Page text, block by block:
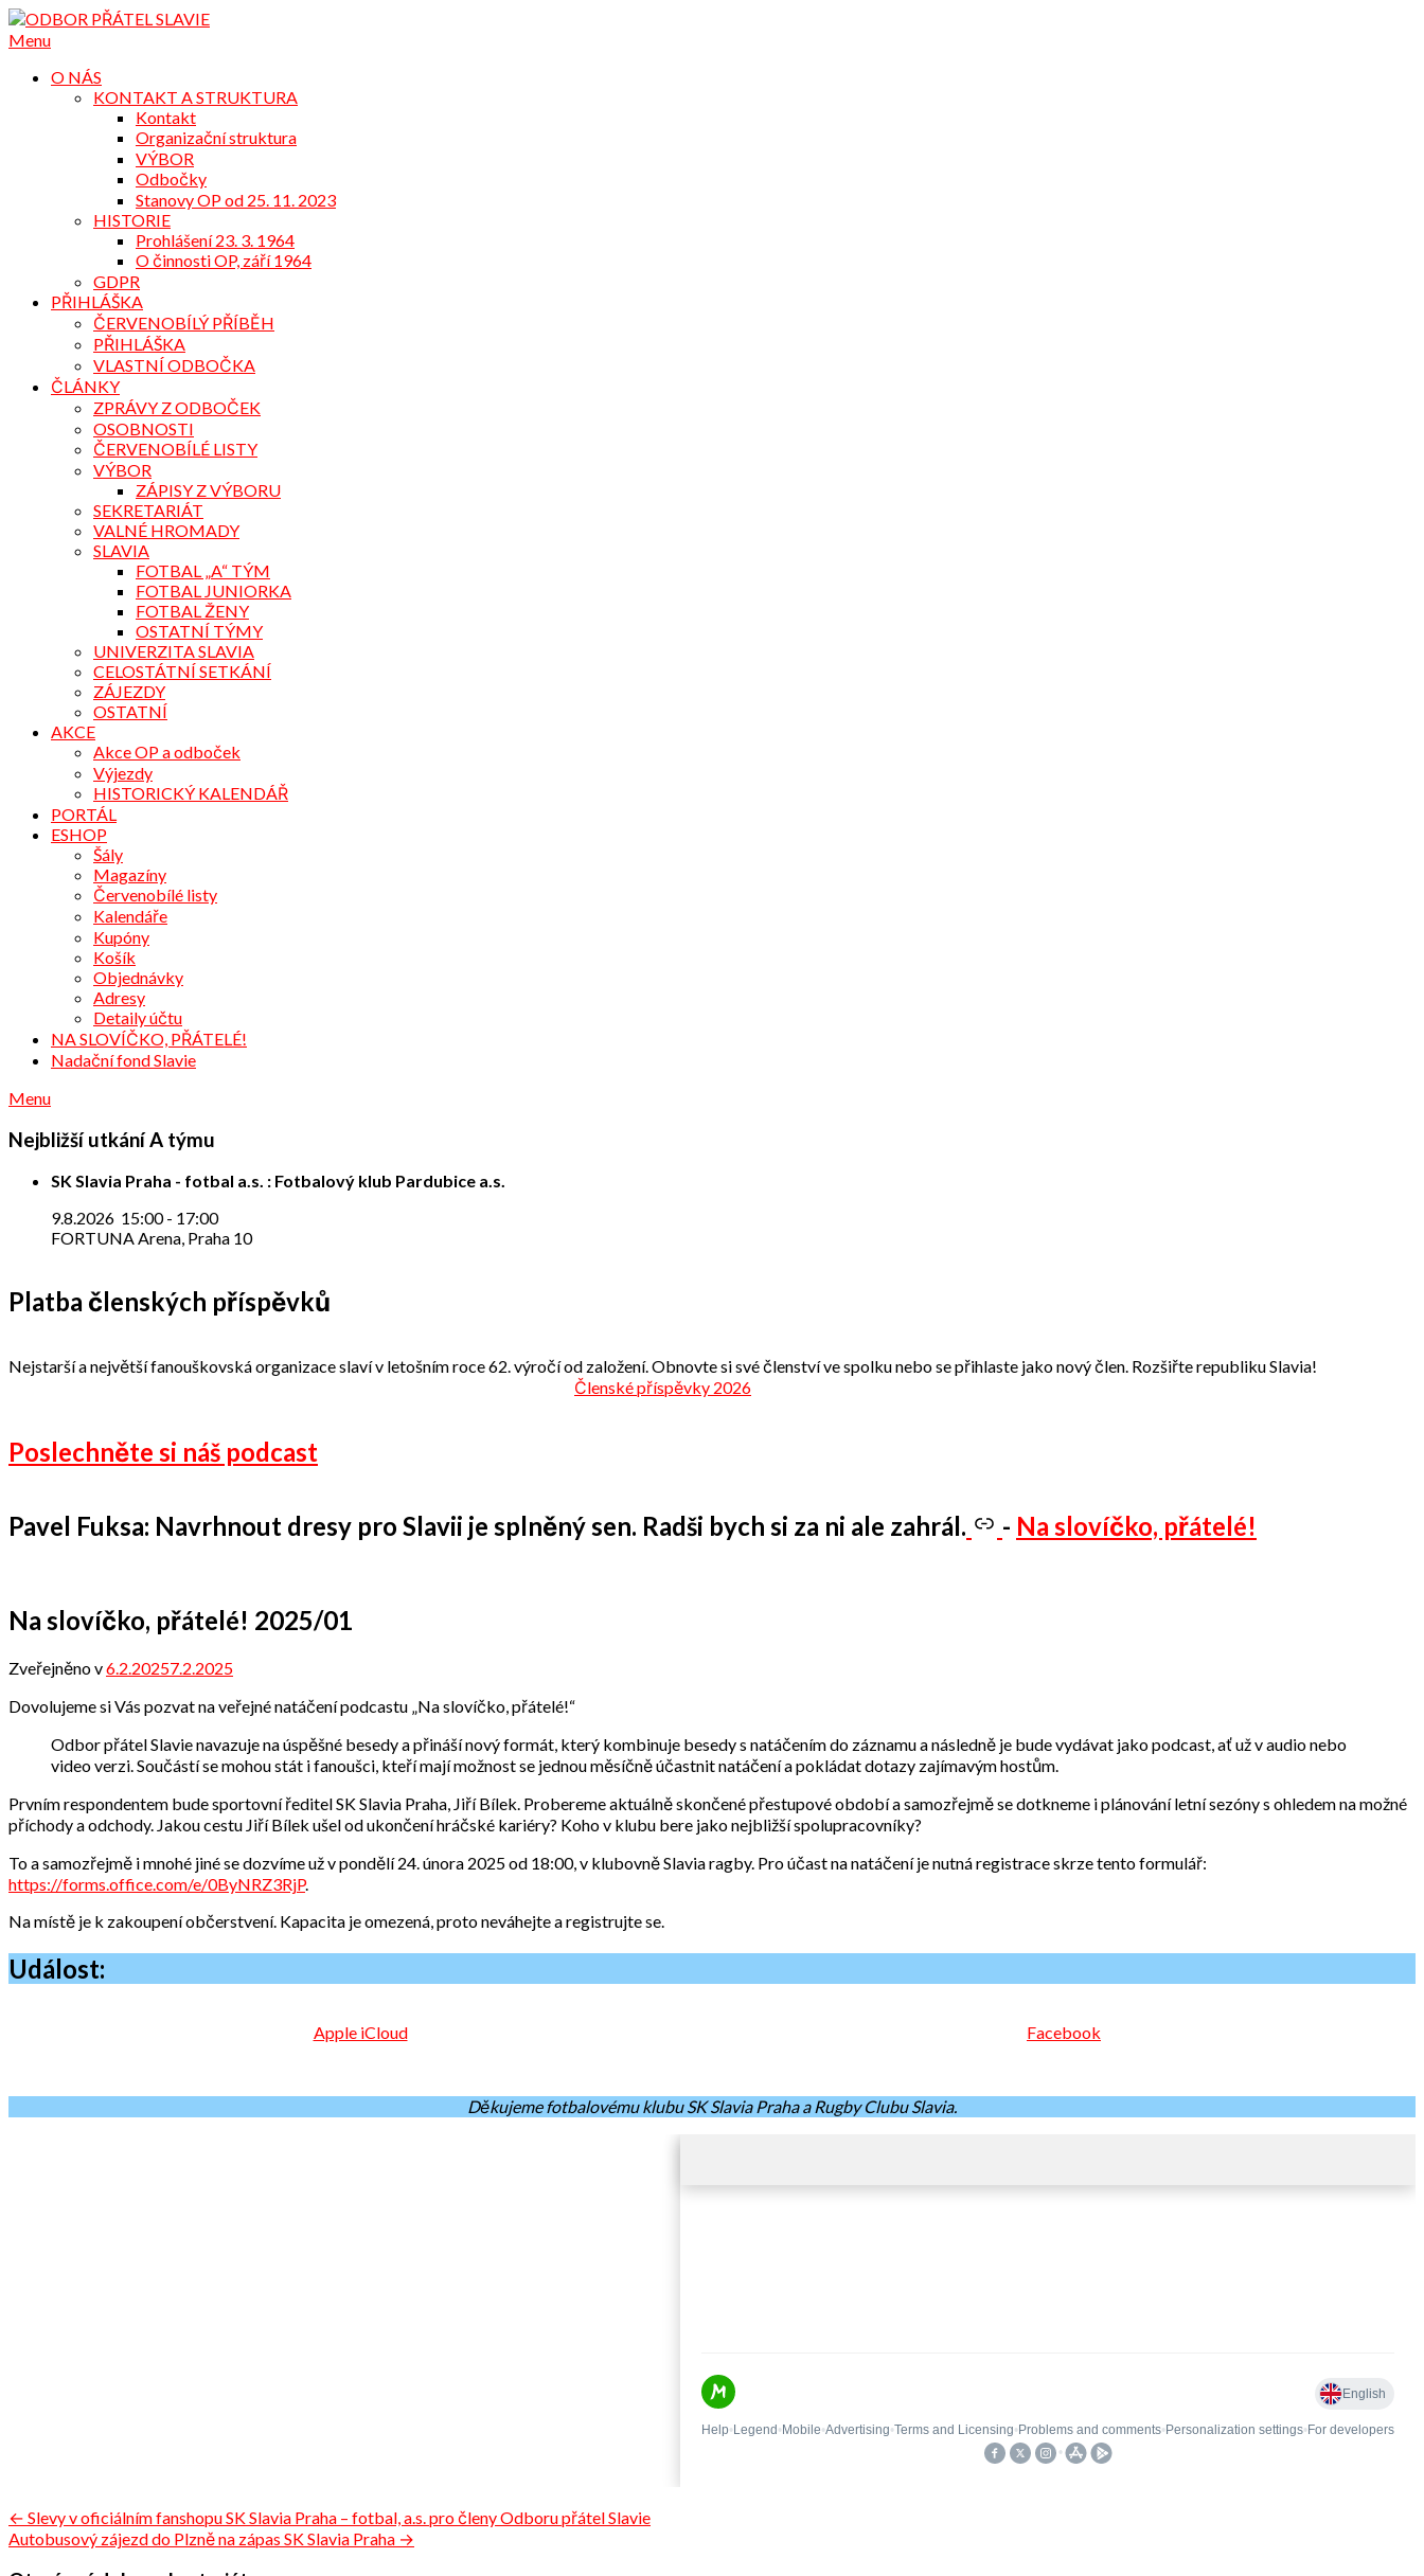
Přejdi
na
Menu
O NÁS
KONTAKT A STRUKTURA
Kontakt
Organizační struktura
VÝBOR
Odbočky
Stanovy OP od 25. 11. 2023
HISTORIE
Prohlášení 23. 3. 1964
O činnosti OP, září 1964
GDPR
PŘIHLÁŠKA
ČERVENOBÍLÝ PŘÍBĚH
PŘIHLÁŠKA
VLASTNÍ ODBOČKA
ČLÁNKY
ZPRÁVY Z ODBOČEK
OSOBNOSTI
ČERVENOBÍLÉ LISTY
VÝBOR
ZÁPISY Z VÝBORU
SEKRETARIÁT
VALNÉ HROMADY
SLAVIA
FOTBAL „A“ TÝM
FOTBAL JUNIORKA
FOTBAL ŽENY
OSTATNÍ TÝMY
UNIVERZITA SLAVIA
CELOSTÁTNÍ SETKÁNÍ
ZÁJEZDY
OSTATNÍ
AKCE
Akce OP a odboček
Výjezdy
HISTORICKÝ KALENDÁŘ
PORTÁL
ESHOP
Šály
Magazíny
Červenobílé listy
Kalendáře
Kupóny
Košík
Objednávky
Adresy
Detaily účtu
NA SLOVÍČKO, PŘÁTELÉ!
Nadační fond Slavie
Menu
Nejbližší utkání A týmu
SK Slavia Praha - fotbal a.s. : Fotbalový klub Pardubice a.s.
9.8.2026 15:00- 17:00
FORTUNA Arena, Praha 10
Platba členských příspěvků
Nejstarší a největší fanouškovská organizace slaví v letošním roce 62. výročí od založení. Obnovte si své členství ve spolku nebo se přihlaste jako nový člen. Rozšiřte republiku Slavia!
Členské příspěvky 2026
Poslechněte si náš podcast
Pavel Fuksa: Navrhnout dresy pro Slavii je splněný sen. Radši bych si za ni ale zahrál. - Na slovíčko, přátelé!
Na slovíčko, přátelé! 2025/01
Zveřejněno v6.2.20257.2.2025
přátel
Dovolujeme si Vás pozvat na veřejné natáčení podcastu „Na slovíčko, přátelé!“
Odbor přátel Slavie navazuje na úspěšné besedy a přináší nový formát, který kombinuje besedy s natáčením do záznamu a následně je bude vydávat jako podcast, ať už v audio nebo
video verzi. Součástí se mohou stát i fanoušci, kteří mají možnost se jednou měsíčně účastnit natáčení a pokládat dotazy zajímavým hostům.
Prvním respondentem bude sportovní ředitel SK Slavia Praha, Jiří Bílek. Probereme aktuálně skončené přestupové období a samozřejmě se dotkneme i plánování letní sezóny s ohledem na možné
příchody a odchody. Jakou cestu Jiří Bílek ušel od ukončení hráčské kariéry? Koho v klubu bere jako nejbližší spolupracovníky?
To a samozřejmě i mnohé jiné se dozvíme už v pondělí 24. února 2025 od 18:00, v klubovně Slavia ragby. Pro účast na natáčení je nutná registrace skrze tento formulář:
https://forms.office.com/e/0ByNRZ3RjP.
Na místě je k zakoupení občerstvení. Kapacita je omezená, proto neváhejte a registrujte se.
Událost:
Apple iCloud Facebook
Děkujeme fotbalovému klubu SK Slavia Praha a Rugby Clubu Slavia.
Navigace
pro
← Slevy v oficiálním fanshopu SK Slavia Praha – fotbal, a.s. pro členy Odboru přátel Slavie
Autobusový zájezd do Plzně na zápas SK Slavia Praha →